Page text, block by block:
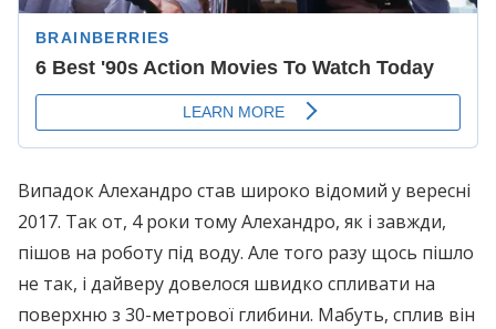
Випадок Алехандро став широко відомий у вересні
2017. Так от, 4 роки тому Алехандро, як і завжди,
пішов на роботу під воду. Але того разу щось пішло
не так, і дайверу довелося швидко спливати на
поверхню з 30-метрової глибини. Мабуть, сплив він